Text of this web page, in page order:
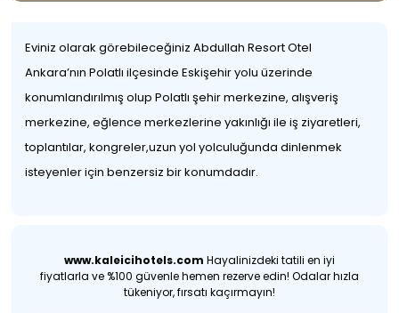
Eviniz olarak görebileceğiniz Abdullah Resort Otel
Ankara’nın Polatlı ilçesinde Eskişehir yolu üzerinde
konumlandırılmış olup Polatlı şehir merkezine, alışveriş
merkezine, eğlence merkezlerine yakınlığı ile iş ziyaretleri,
toplantılar, kongreler,uzun yol yolculuğunda dinlenmek
isteyenler için benzersiz bir konumdadır.
www.kaleicihotels.com Hayalinizdeki tatili en iyi
fiyatlarla ve %100 güvenle hemen rezerve edin! Odalar hızla
tükeniyor, fırsatı kaçırmayın!